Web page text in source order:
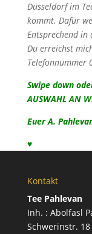
Düsseldorf im
kommt. Dafür
Entsprechend in
Du erreichst
Telefonnummer
Swipe down
AUSWAHL AN
Euer A. Pahle
♥
Kontakt
Tee Pahlevan
Inh. : Abolfasl
Schwerinstr. 18